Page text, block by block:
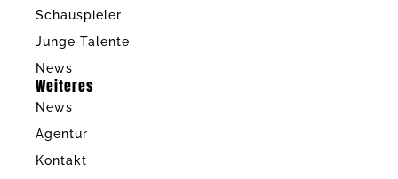
Schauspieler
Junge Talente
News
Weiteres
News
Agentur
Kontakt